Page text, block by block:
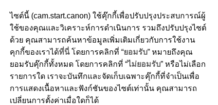
D180-033
โหมดถ่ายภาพพาโนรามา
ใช้โหมด [
] (ถ่ายภาพพาโนรามา) เพื่อถ่ายภาพพาโนรามา กล้องจะสร้าง
ภาพพาโนรามาจากการรวมภาพที่ถ่ายโดยการถ่ายภาพต่อเนื่องเข้าด้วยกัน เมื่อ
ไซต์นี้ (cam.start.canon) ใช้คุ๊กกี้เพื่อปรับปรุงประสบการณ์ผู้
ใช้ของคุณและวิเคราะห์การดำเนินการ รวมถึงปรับปรุงไซต์
ด้วย คุณสามารถค้นหาข้อมูลเพิ่มเติมเกี่ยวกับการใช้งาน
คุกกี้ของเราได้ที่นี่โดยการคลิกที่ “ยอมรับ” หมายถึงคุณ
ยอมรับคุ๊กกี้ทั้งหมด โดยการคลิกที่ “ไม่ยอมรับ” หรือไม่เลือก
รายการใด เราจะบันทึกและจัดเก็บเฉพาะคุ๊กกี้ที่จำเป็นเพื่อ
การแสดงเนื้อหาและฟังก์ชันของไซต์เท่านั้น คุณสามารถ
เปลี่ยนการตั้งค่าเมื่อใดก็ได้